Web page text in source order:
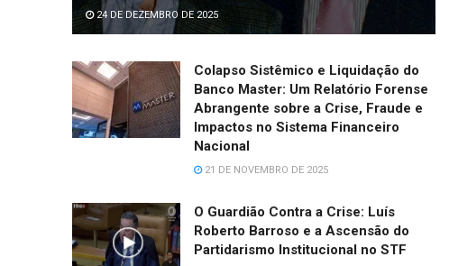
24 DE DEZEMBRO DE 2025
Colapso Sistêmico e Liquidação do
Banco Master: Um Relatório Forense
Abrangente sobre a Crise, Fraude e
Impactos no Sistema Financeiro
Nacional
21 DE NOVEMBRO DE 2025
O Guardião Contra a Crise: Luís
Roberto Barroso e a Ascensão do
Partidarismo Institucional no STF